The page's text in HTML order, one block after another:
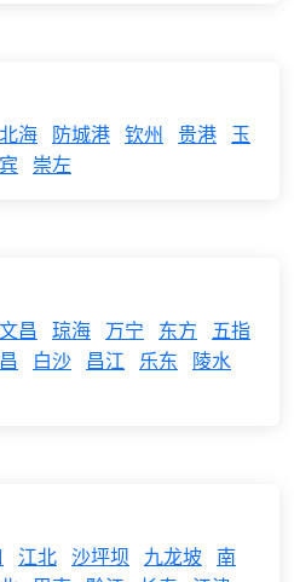
北海 防城港 钦州 贵港 玉
崇左
文昌 琼海 万宁 东方
五指
白沙 昌江 乐东
陵水
江北 沙坪坝 九龙坡 南